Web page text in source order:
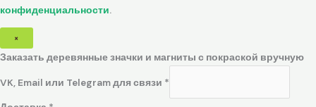
конфиденциальности.
×
Заказать деревянные значки и магниты с покраской вручную
VK, Email или Telegram для связи *